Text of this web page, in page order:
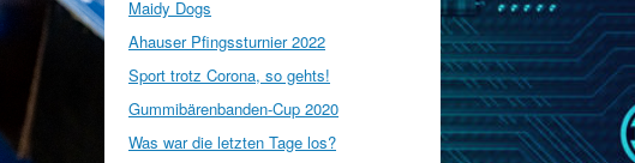
Maidy Dogs
Ahauser Pfingssturnier 2022
Sport trotz Corona, so gehts!
Gummibärenbanden-Cup 2020
Was war die letzten Tage los?